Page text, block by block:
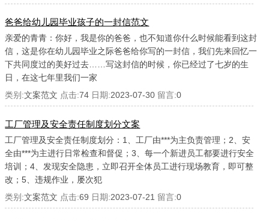
爸爸给幼儿园毕业孩子的一封信范文
亲爱的青青：你好，我是你的爸爸，也不知道你什么时候能看到这封
信，这是你在幼儿园毕业之际爸爸给你写的一封信，我们先来回忆一
下共同度过的美好过去……写这封信的时候，你已经过了七岁的生
日，在这七年里我们一家
类别:文案范文 点击:74 日期:2023-07-30 留言:0
工厂管理及安全责任制度划分文案
工厂管理及安全责任制度划分：1、工厂由***为主负责管理；2、安
全由***为主进行日常检查和督促；3、每一个新进员工都要进行安全
培训；4、发现安全隐患，立即召开全体员工进行现场教育，即可整
改；5、违规作业，屡次犯
类别:文案范文 点击:69 日期:2023-07-21 留言:0